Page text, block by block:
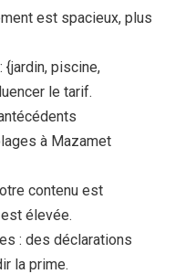
est spacieux, plus
piscine,
le tarif.
à Mazamet
contenu est
élevée.
: des déclarations
la prime.